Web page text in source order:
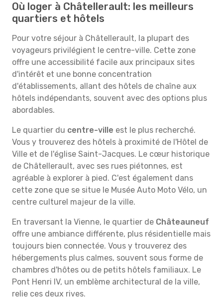
Où loger à Châtellerault: les meilleurs
quartiers et hôtels
Pour votre séjour à Châtellerault, la plupart des
voyageurs privilégient le centre-ville. Cette zone
offre une accessibilité facile aux principaux sites
d'intérêt et une bonne concentration
d'établissements, allant des hôtels de chaîne aux
hôtels indépendants, souvent avec des options plus
abordables.
Le quartier du centre-ville est le plus recherché.
Vous y trouverez des hôtels à proximité de l'Hôtel de
Ville et de l'église Saint-Jacques. Le cœur historique
de Châtellerault, avec ses rues piétonnes, est
agréable à explorer à pied. C'est également dans
cette zone que se situe le Musée Auto Moto Vélo, un
centre culturel majeur de la ville.
En traversant la Vienne, le quartier de Châteauneuf
offre une ambiance différente, plus résidentielle mais
toujours bien connectée. Vous y trouverez des
hébergements plus calmes, souvent sous forme de
chambres d'hôtes ou de petits hôtels familiaux. Le
Pont Henri IV, un emblème architectural de la ville,
relie ces deux rives.